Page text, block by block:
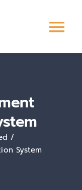
System